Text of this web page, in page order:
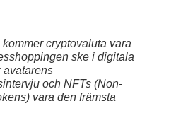
kommer cryptovaluta vara
ske i digitala
avatarens
och NFTs (Non-
vara den främsta